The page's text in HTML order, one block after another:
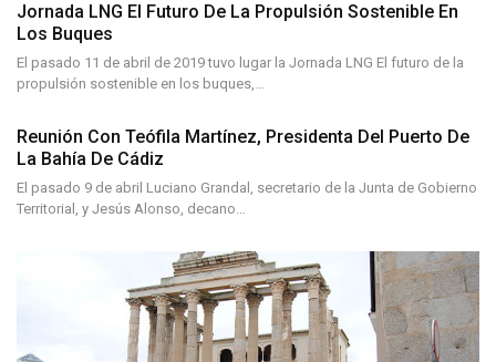
Jornada LNG El Futuro De La Propulsión Sostenible En
Los Buques
El pasado 11 de abril de 2019 tuvo lugar la Jornada LNG El futuro de la
propulsión sostenible en los buques,…
Reunión Con Teófila Martínez, Presidenta Del Puerto De
La Bahía De Cádiz
El pasado 9 de abril Luciano Grandal, secretario de la Junta de Gobierno
Territorial, y Jesús Alonso, decano…